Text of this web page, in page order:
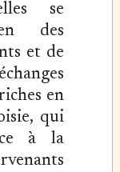
se
des
et de
en
qui
à la